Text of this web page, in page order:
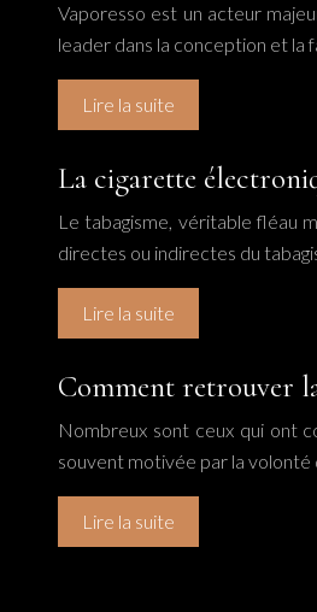
Vaporesso est un acteur
leader dans la conception et
Lire la suite
La cigarette
Le tabagisme, véritable fléau
directes ou indirectes du
Lire la suite
Comment retrouver
Nombreux sont ceux qui ont
souvent motivée par la volonté
Lire la suite